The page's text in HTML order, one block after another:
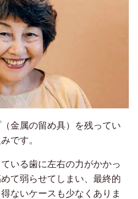
金属の留め具）を残ってい
です。
いる歯に左右の力がかかっ
て弱らせてしまい、最終的
ないケースも少なくありま